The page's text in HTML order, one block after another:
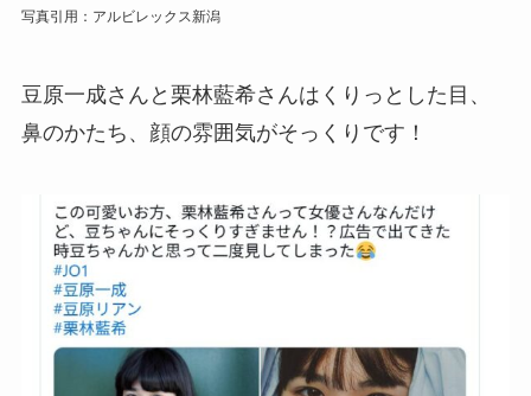
写真引用：アルビレックス新潟
豆原一成さんと栗林藍希さんはくりっとした目、
鼻のかたち、顔の雰囲気がそっくりです！